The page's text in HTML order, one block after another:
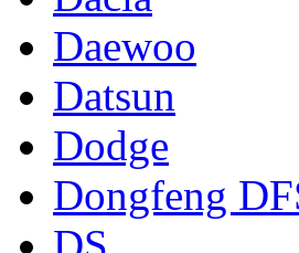
Daewoo
Datsun
Dodge
Dongfeng